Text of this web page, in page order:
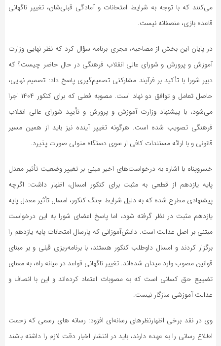
می‌کنند که با توجه به شرایط امتحانات و آمادگی قبلی‌شان، تغییر ناگهانی
قاعده بازی، منصفانه نیست.
در پایان این بخش از مصاحبه، مجری برنامه سؤال کرد که نظر نهایی وزارت
آموزش و پرورش و شورای عالی انقلاب فرهنگی در حال حاضر چیست؟ که
دبیر شورا با تأکید بر فرآیند مشارکتی تصمیم‌گیری پاسخ داد: تصمیم نهایی،
حاصل تعامل و توافق دو نهاد است. مصوبه فعلی که برای کنکور ۱۴۰۴ اجرا
می‌شود، با پیشنهاد وزارت آموزش و پرورش و تأیید شورای عالی انقلاب
فرهنگی تصویب شده است. هرگونه تغییر آینده نیز باید از همین مسیر
قانونی و با ارائه مستندات کافی از سوی دستگاه متولی صورت پذیرد.
خسروپناه با اشاره به درخواست‌های اخیر مبنی بر تغییر وضعیت تأثیر معدل
پایه یازدهم از قطعی به مثبت برای کنکور امسال، اظهار داشت: اگرچه
پیشنهادی مطرح شده که به دلیل شرایط جنگ‌ کنکور، امسال تأثیر معدل پایه
یازدهم مثبت در نظر گرفته شود، اما پاسخ اعضای شورا به این درخواست
مبتنی بر اصل عدالت است. دانش‌آموزانی که پارسال امتحانات پایه یازدهم را
برگزار کردند و امسال داوطلب کنکور هستند، با برنامه‌ریزی قبلی و بر مبنای
قوانین مصوب وارد میدان شده‌اند. تغییر ناگهانی قواعد در میانه راه، به معنای
تضییع حق کسانی است که به مصوبات اعتماد کرده‌اند و این با انصاف و
عدالت آموزشی سازگار نیست.
وی در نقد برخی اظهارنظرهای رسانه‌ای افزود: رسانه های رسمی که زحمت
اطلاع رسانی را به عهده دارند، باید در انتشار اخبار دقت لازم را داشته باشند